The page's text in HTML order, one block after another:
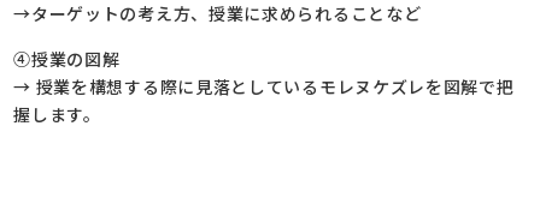
→ターゲットの考え方、授業に求められることなど
④授業の図解
→ 授業を構想する際に見落としているモレヌケズレを図解で把
握します。